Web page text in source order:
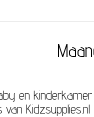
en kinderkamer
Kidzsupplies.nl